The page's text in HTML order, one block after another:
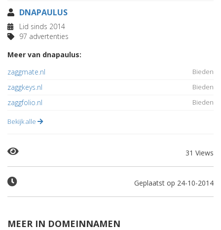
DNAPAULUS
Lid sinds 2014
97 advertenties
Meer van dnapaulus:
zaggmate.nl
Bieden
zaggkeys.nl Bieden
zaggfolio.nl Bieden
Bekijk alle
31 Views
Geplaatst op 24-10-2014
MEER IN DOMEINNAMEN